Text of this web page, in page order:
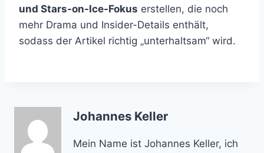
und Stars-on-Ice-Fokus erstellen, die noch
mehr Drama und Insider-Details enthält,
sodass der Artikel richtig „unterhaltsam“ wird.
Johannes Keller
Mein Name ist Johannes Keller, ich